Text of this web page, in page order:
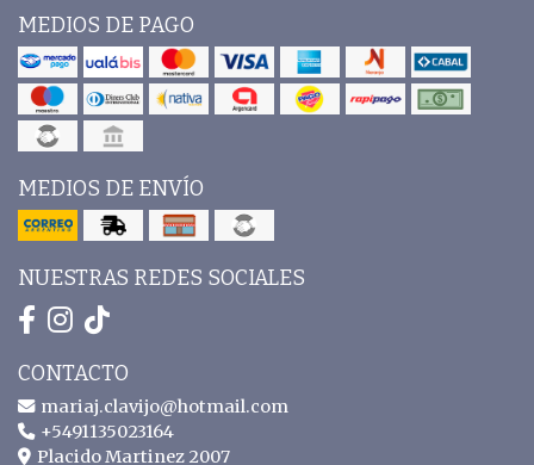
MEDIOS DE PAGO
MEDIOS DE ENVÍO
NUESTRAS REDES SOCIALES
CONTACTO
mariaj.clavijo@hotmail.com
+5491135023164
Placido Martinez 2007